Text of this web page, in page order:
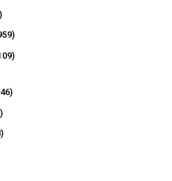
959
produktów
109
346
51
produktów
8